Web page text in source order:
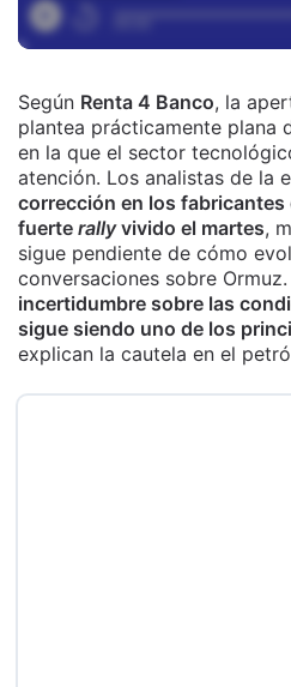
Según Renta 4 Banco, la
plantea prácticamente plana
en la que el sector
atención. Los analistas de la
corrección en los fabricantes
fuerte rallyvivido el martes,
sigue pendiente de cómo
conversaciones sobre
incertidumbre sobre las
sigue siendo uno de los
explican la cautela en el